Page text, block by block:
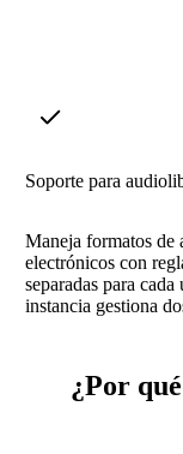
Soporte para
Maneja formatos
electrónicos con
separadas para
instancia gestiona
¿Por